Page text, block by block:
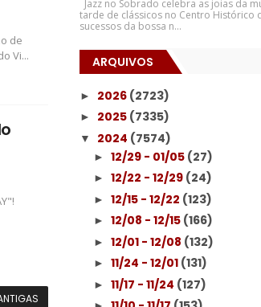
de
Vi...
Jazz no Sobrado celebra as joias da
tarde de clássicos no Centro Histórico
sucessos da bossa n...
ARQUIVOS
► 2026 (2723)
► 2025 (7335)
▼ 2024 (7574)
►12/29 - 01/05 (27)
►12/22 - 12/29 (24)
►12/15 - 12/22 (123)
►12/08 - 12/15 (166)
►12/01 - 12/08 (132)
►11/24 - 12/01 (131)
►11/17 - 11/24 (127)